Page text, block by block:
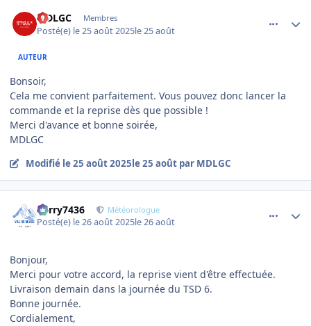
MDLGC Membres
Posté(e) le 25 août 2025le 25 août
AUTEUR
Bonsoir,
Cela me convient parfaitement. Vous pouvez donc lancer la
commande et la reprise dès que possible !
Merci d'avance et bonne soirée,
MDLGC
Modifié le 25 août 2025le 25 aoûtpar MDLGC
Perry7436 Météorologue
Posté(e) le 26 août 2025le 26 août
Bonjour,
Merci pour votre accord, la reprise vient d'être effectuée.
Livraison demain dans la journée du TSD 6.
Bonne journée.
Cordialement,